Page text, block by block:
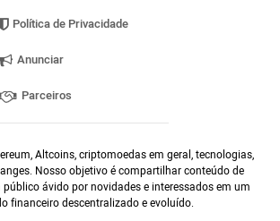
Política de Privacidade
Anunciar
Parceiros
Altcoins, criptomoedas em geral, tecnologias,
Nosso objetivo é compartilhar conteúdo de
ávido por novidades e interessados em um
financeiro descentralizado e evoluído.